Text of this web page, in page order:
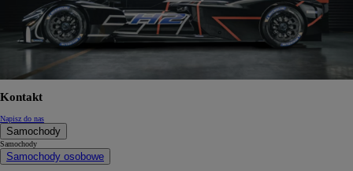
Kontakt
Napisz do nas
Samochody
Samochody
Samochody osobowe